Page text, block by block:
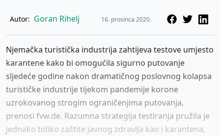
Autor: Goran Rihelj 16. prosinca 2020.
Njemačka turistička industrija zahtijeva testove umjesto
karantene kako bi omogućila sigurno putovanje
sljedeće godine nakon dramatičnog poslovnog kolapsa
turističke industrije tijekom pandemije korone
uzrokovanog strogim ograničenjima putovanja,
prenosi fvw.de. Razumna strategija testiranja pružila je
jednako toliko zaštite javnog zdravlja kao i karantena,